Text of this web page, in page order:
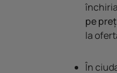
pe preț
la
În